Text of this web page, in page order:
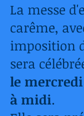
La messe
carême,
imposition
sera
le
à midi.